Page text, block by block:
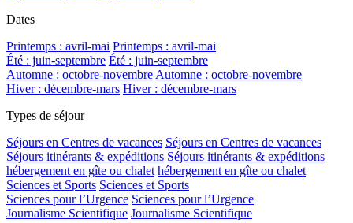
Dates
Printemps : avril-mai Printemps : avril-mai
Été : juin-septembre Été : juin-septembre
Automne : octobre-novembre Automne : octobre-novembre
Hiver : décembre-mars Hiver : décembre-mars
Types de séjour
Séjours en Centres de vacances Séjours en Centres de vacances
Séjours itinérants & expéditions Séjours itinérants & expéditions
hébergement en gîte ou chalet hébergement en gîte ou chalet
Sciences et Sports Sciences et Sports
Sciences pour l’Urgence Sciences pour l’Urgence
Journalisme Scientifique Journalisme Scientifique